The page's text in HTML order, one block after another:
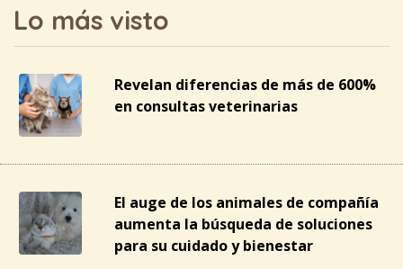
Lo más visto
Revelan diferencias de más de 600%
en consultas veterinarias
El auge de los animales de compañía
aumenta la búsqueda de soluciones
para su cuidado y bienestar